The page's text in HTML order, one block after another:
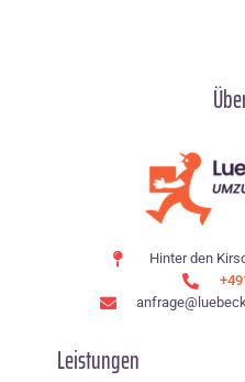
Hinter den
Leistungen